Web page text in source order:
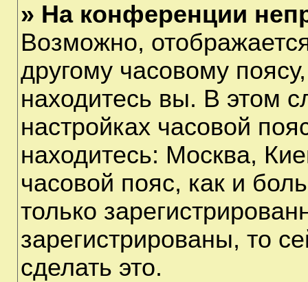
» На конференции
Возможно,
другому часовому
находитесь вы. В этом
настройках часовой
находитесь: Москва,
часовой пояс, как и
только
зарегистрированы, то
сделать это.